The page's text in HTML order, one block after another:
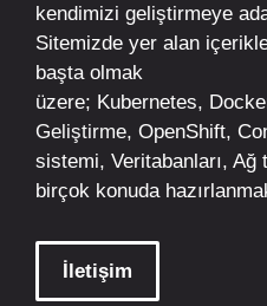
kendimizi geliştirmeye
Sitemizde yer alan
başta olmak
üzere; Kubernetes,
Geliştirme, OpenShift,
sistemi, Veritabanları,
birçok konuda
İletişim